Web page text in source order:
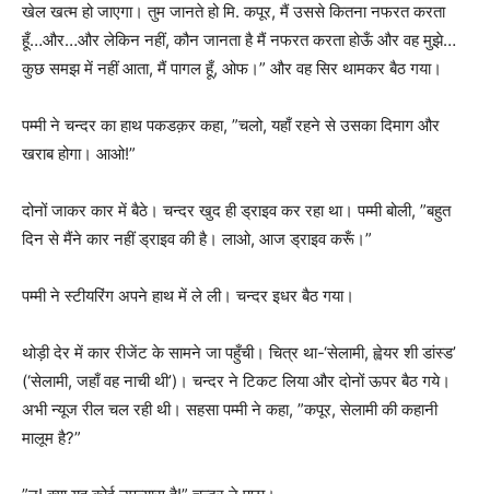
खेल खत्म हो जाएगा। तुम जानते हो मि. कपूर, मैं उससे कितना नफरत करता
हूँ…और…और लेकिन नहीं, कौन जानता है मैं नफरत करता होऊँ और वह मुझे…
कुछ समझ में नहीं आता, मैं पागल हूँ, ओफ।” और वह सिर थामकर बैठ गया।
पम्मी ने चन्दर का हाथ पकडक़र कहा, ”चलो, यहाँ रहने से उसका दिमाग और
खराब होगा। आओ!”
दोनों जाकर कार में बैठे। चन्दर खुद ही ड्राइव कर रहा था। पम्मी बोली, ”बहुत
दिन से मैंने कार नहीं ड्राइव की है। लाओ, आज ड्राइव करूँ।”
पम्मी ने स्टीयरिंग अपने हाथ में ले ली। चन्दर इधर बैठ गया।
थोड़ी देर में कार रीजेंट के सामने जा पहुँची। चित्र था-‘सेलामी, ह्वेयर शी डांस्ड’
(‘सेलामी, जहाँ वह नाची थी’)। चन्दर ने टिकट लिया और दोनों ऊपर बैठ गये।
अभी न्यूज रील चल रही थी। सहसा पम्मी ने कहा, ”कपूर, सेलामी की कहानी
मालूम है?”